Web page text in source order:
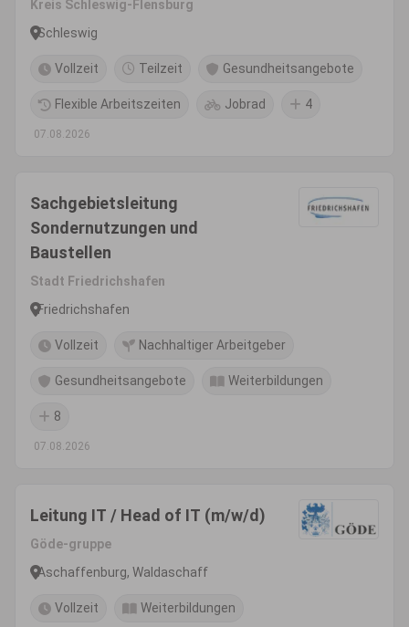
Kreis Schleswig-Flensburg
Schleswig
Vollzeit Teilzeit Gesundheitsangebote
Flexible Arbeitszeiten Jobrad 4
07.08.2026
Sachgebietsleitung
Sondernutzungen und
Baustellen
Stadt Friedrichshafen
Friedrichshafen
Vollzeit Nachhaltiger Arbeitgeber
Gesundheitsangebote Weiterbildungen
8
07.08.2026
Leitung IT / Head of IT (m/w/d)
Göde-gruppe
Aschaffenburg, Waldaschaff
Vollzeit Weiterbildungen